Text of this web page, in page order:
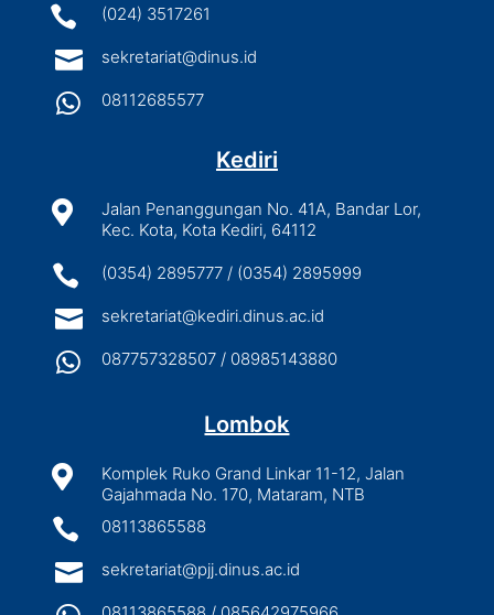
 (024) 3517261
 sekretariat@dinus.id
 08112685577
Kediri

Jalan Penanggungan No. 41A, Bandar Lor,
Kec. Kota, Kota Kediri, 64112
 (0354) 2895777 / (0354) 2895999
 sekretariat@kediri.dinus.ac.id
 087757328507 / 08985143880
Lombok

Komplek Ruko Grand Linkar 11-12, Jalan
Gajahmada No. 170, Mataram, NTB
 08113865588
 sekretariat@pjj.dinus.ac.id